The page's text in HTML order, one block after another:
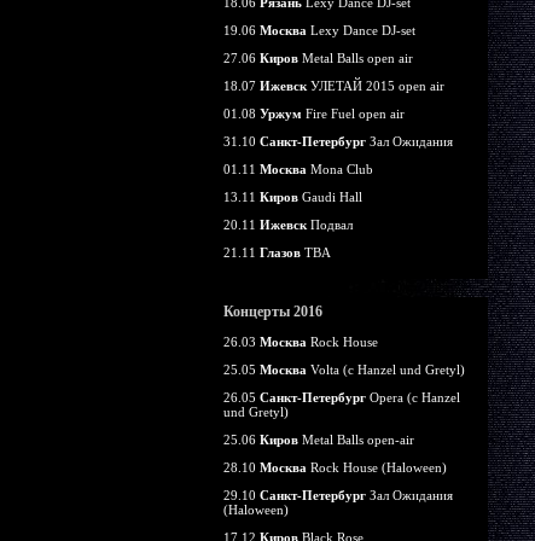
19.06 Москва Lexy Dance DJ-set
27.06 Киров Metal Balls open air
18.07 Ижевск УЛЕТАЙ 2015 open air
01.08 Уржум Fire Fuel open air
31.10 Санкт-Петербург Зал Ожидания
01.11 Москва Mona Club
13.11 Киров Gaudi Hall
20.11 Ижевск Подвал
21.11 Глазов TBA
Концерты 2016
26.03 Москва Rock House
25.05 Москва Volta (c Hanzel und Gretyl)
26.05 Санкт-Петербург Opera (c Hanzel
und Gretyl)
25.06 Киров Metal Balls open-air
28.10 Москва Rock House (Haloween)
29.10 Санкт-Петербург Зал Ожидания
(Haloween)
17.12 Киров Black Rose